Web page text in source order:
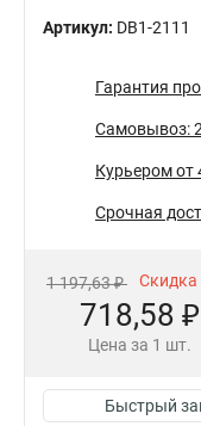
Артикул: DB1-2111
Гарантия
Самовывоз:
Курьером от
Срочная
1 197,63 ₽ Скидка
718,58 ₽
Цена за 1 шт.
Быстрый